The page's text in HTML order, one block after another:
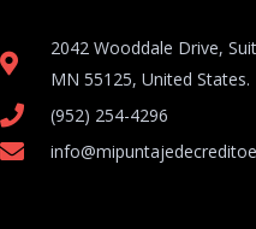
2042 Wooddale Drive,
MN 55125, United States​.
(952) 254-4296